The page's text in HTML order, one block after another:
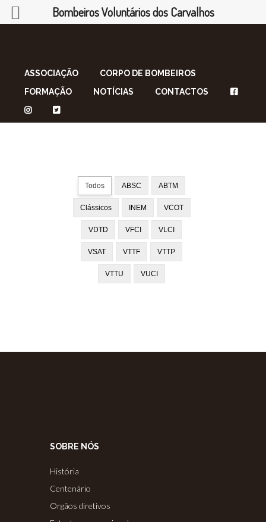
ASSOCIAÇÃO
CORPO DE BOMBEIROS
FORMAÇÃO
NOTÍCIAS CONTACTOS
Todos ABSC ABTM
Clássicos INEM VCOT
VDTD VFCI VLCI
VSAT VTTF VTTP
VTTU VUCI
SOBRE NÓS
História
Centenário
Orgãos diretivos
Bombeiros Voluntários dos Carvalhos